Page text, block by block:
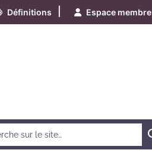
Définitions Espace membre